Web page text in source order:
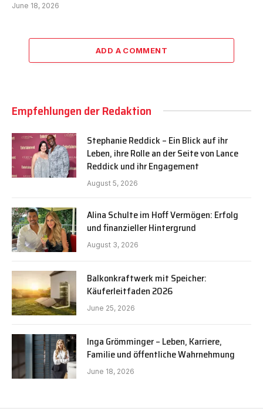
June 18, 2026
ADD A COMMENT
Empfehlungen der Redaktion
Stephanie Reddick – Ein Blick auf ihr
Leben, ihre Rolle an der Seite von Lance
Reddick und ihr Engagement
August 5, 2026
Alina Schulte im Hoff Vermögen: Erfolg
und finanzieller Hintergrund
August 3, 2026
Balkonkraftwerk mit Speicher:
Käuferleitfaden 2026
June 25, 2026
Inga Grömminger – Leben, Karriere,
Familie und öffentliche Wahrnehmung
June 18, 2026